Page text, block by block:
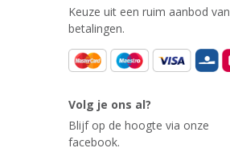
Keuze uit een ruim aanbod van
betalingen.
Volg je ons al?
Blijf op de hoogte via onze
facebook.